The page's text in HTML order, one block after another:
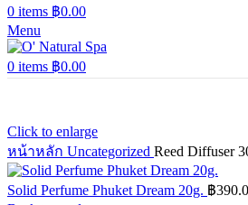
0 items ฿0.00
Menu
0 items ฿0.00
Click to enlarge
หน้าหลัก Uncategorized Reed Diffuser
Solid Perfume Phuket Dream 20g. ฿